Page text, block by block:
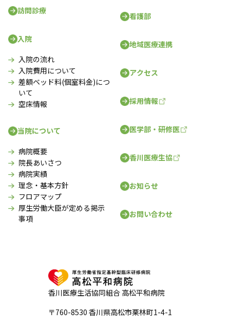
訪問診療
入院
入院の流れ
入院費用について
差額ベッド料(個室料金)につ
いて
空床情報
当院について
病院概要
院長あいさつ
病院実績
理念・基本方針
フロアマップ
厚生労働大臣が定める掲示
事項
看護部
地域医療連携
アクセス
採用情報
医学部・研修医
香川医療生協
お知らせ
お問い合わせ
香川医療生活協同組合 高松平和病院
〒760-8530 香川県高松市栗林町1-4-1